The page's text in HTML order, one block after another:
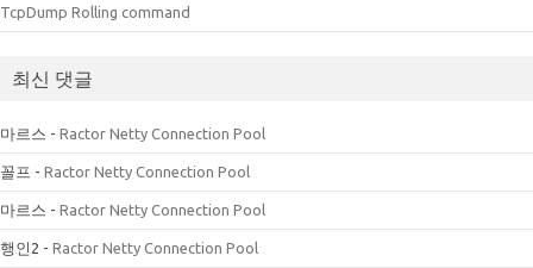
TcpDump Rolling command
최신 댓글
마르스 - Ractor Netty Connection Pool
꼴프 - Ractor Netty Connection Pool
마르스 - Ractor Netty Connection Pool
행인2 - Ractor Netty Connection Pool